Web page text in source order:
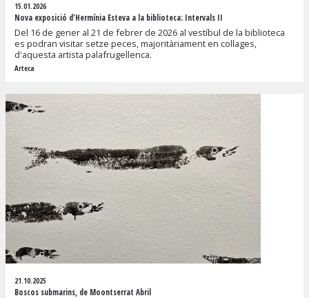
15.01.2026
Nova exposició d'Hermínia Esteva a la biblioteca: Intervals II
Del 16 de gener al 21 de febrer de 2026 al vestíbul de la biblioteca
es podran visitar setze peces, majoritàriament en collages,
d'aquesta artista palafrugellenca.
Arteca
21.10.2025
Boscos submarins, de Moontserrat Abril